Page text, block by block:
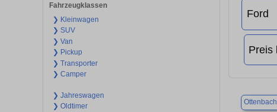
Fahrzeugklassen
❯ Kleinwagen
❯ SUV
❯ Van
❯ Pickup
❯ Transporter
❯ Camper
❯ Jahreswagen
❯ Oldtimer
Ottenbach